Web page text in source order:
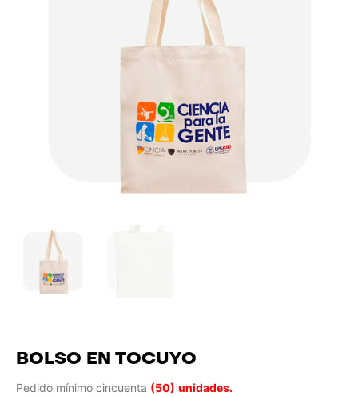
BOLSO EN TOCUYO
Pedido mínimo cincuenta (50) unidades.